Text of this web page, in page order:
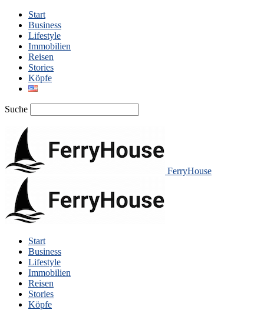
Start
Business
Lifestyle
Immobilien
Reisen
Stories
Köpfe
Suche
FerryHouse
Start
Business
Lifestyle
Immobilien
Reisen
Stories
Köpfe